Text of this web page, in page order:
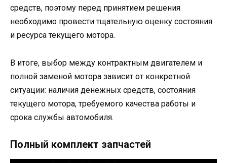
средств, поэтому перед принятием решения
необходимо провести тщательную оценку состояния
и ресурса текущего мотора.
В итоге, выбор между контрактным двигателем и
полной заменой мотора зависит от конкретной
ситуации: наличия денежных средств, состояния
текущего мотора, требуемого качества работы и
срока службы автомобиля.
Полный комплект запчастей